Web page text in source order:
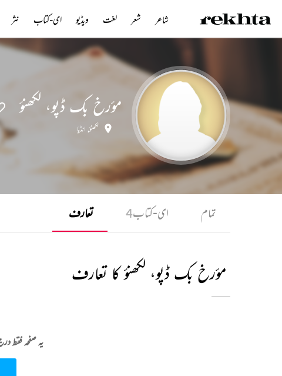
مؤرخ بک ڈپو، لکھنؤ
لکھنؤ, انڈیا
تمام ای-کتاب4 تعارف
مؤرخ بک ڈپو، لکھنؤ کا تعارف
یہ صفحہ فقط
شاعر شعر لغت ویڈیو ای-کتاب نثر